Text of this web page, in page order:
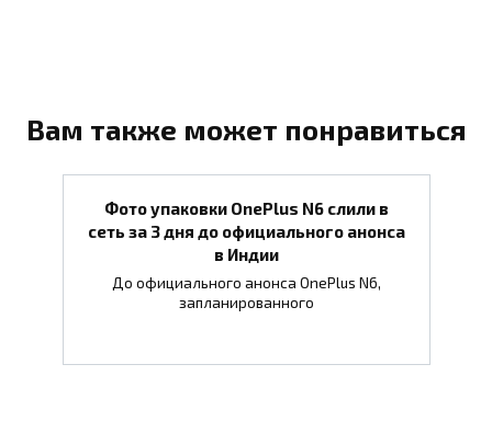
Вам также может понравиться
Фото упаковки OnePlus N6 слили в
сеть за 3 дня до официального анонса
в Индии
До официального анонса OnePlus N6,
запланированного